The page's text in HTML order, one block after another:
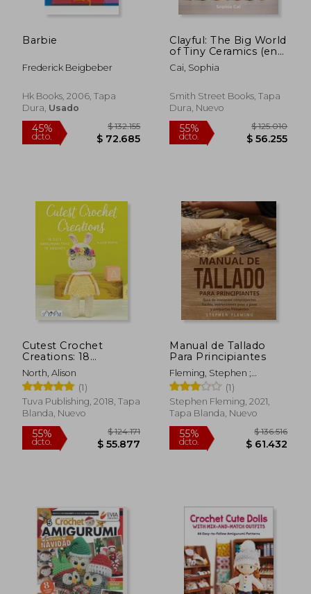
55% 55%
Barbie
Frederick Beigbeber
Hk Books, 2006, Tapa
Dura, Usado
45%
dcto.
Clayful: The Big World
of Tiny Ceramics (en
Inglés)
Cai, Sophia
Smith Street Books, Tapa
Dura, Nuevo
55%
dcto.
Cutest Crochet
Creations: 18
Amigurumi Toys to
Crochet (en Inglés)
North, Alison
(1)
Tuva Publishing, 2018, Tapa
Blanda, Nuevo
Manual de Tallado
Para Principiantes
Fleming, Stephen ;
Romero, Edgli(1)
Stephen Fleming, 2021,
Tapa Blanda, Nuevo